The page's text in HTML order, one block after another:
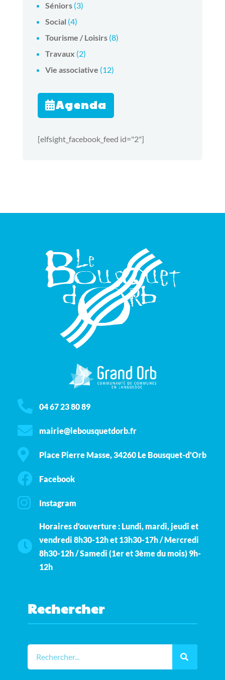
Séniors (3)
Social (4)
Tourisme / Loisirs (8)
Travaux (2)
Vie associative (12)
Agenda
[elfsight_facebook_feed id="2"]
04 67 23 80 89
mairie@lebousquetdorb.fr
Place Pierre Masse, 34260 Le Bousquet-d'Orb
Facebook
Instagram
Horaires d'ouverture : Lundi, mardi, jeudi et
vendredi 8h30-12h et 13h30-17h / Mercredi
8h30-12h / Samedi (1er et 3ème du mois) 9h-
12h
Rechercher